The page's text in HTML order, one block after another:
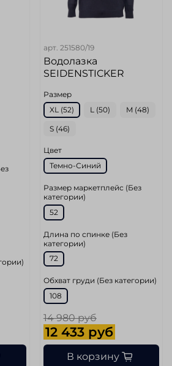
арт. 251580/19
Водолазка
SEIDENSTICKER
Размер
XL (52)
L (50) M (48)
S (46)
Цвет
Темно-Синий
Размер маркетплейс (Без
категории)
52
Длина по спинке (Без
категории)
72
Обхват груди (Без категории)
108
14 980 руб
12 433 руб
В корзину